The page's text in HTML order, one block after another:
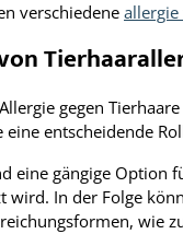
verschiedene
gegen
entscheidende
eine gängige Option
wird. In der Folge
wie